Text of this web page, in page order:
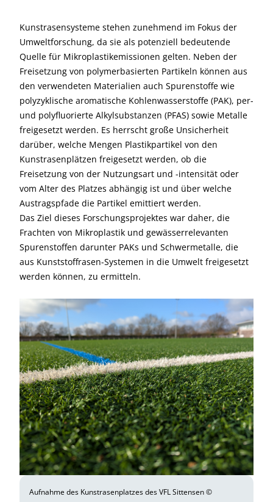
Kunstrasensysteme stehen zunehmend im Fokus der
Umweltforschung, da sie als potenziell bedeutende
Quelle für Mikroplastikemissionen gelten. Neben der
Freisetzung von polymerbasierten Partikeln können aus
den verwendeten Materialien auch Spurenstoffe wie
polyzyklische aromatische Kohlenwasserstoffe (PAK), per-
und polyfluorierte Alkylsubstanzen (PFAS) sowie Metalle
freigesetzt werden. Es herrscht große Unsicherheit
darüber, welche Mengen Plastikpartikel von den
Kunstrasenplätzen freigesetzt werden, ob die
Freisetzung von der Nutzungsart und -intensität oder
vom Alter des Platzes abhängig ist und über welche
Austragspfade die Partikel emittiert werden.
Das Ziel dieses Forschungsprojektes war daher, die
Frachten von Mikroplastik und gewässerrelevanten
Spurenstoffen darunter PAKs und Schwermetalle, die
aus Kunststoffrasen-Systemen in die Umwelt freigesetzt
werden können, zu ermitteln.
Aufnahme des Kunstrasenplatzes des VFL Sittensen ©